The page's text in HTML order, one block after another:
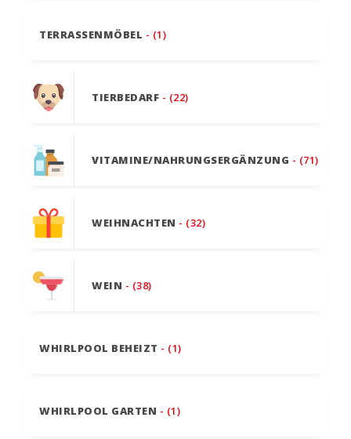
TERRASSENMÖBEL - (1)
TIERBEDARF - (22)
VITAMINE/NAHRUNGSERGÄNZUNG - (71)
WEIHNACHTEN - (32)
WEIN - (38)
WHIRLPOOL BEHEIZT - (1)
WHIRLPOOL GARTEN - (1)